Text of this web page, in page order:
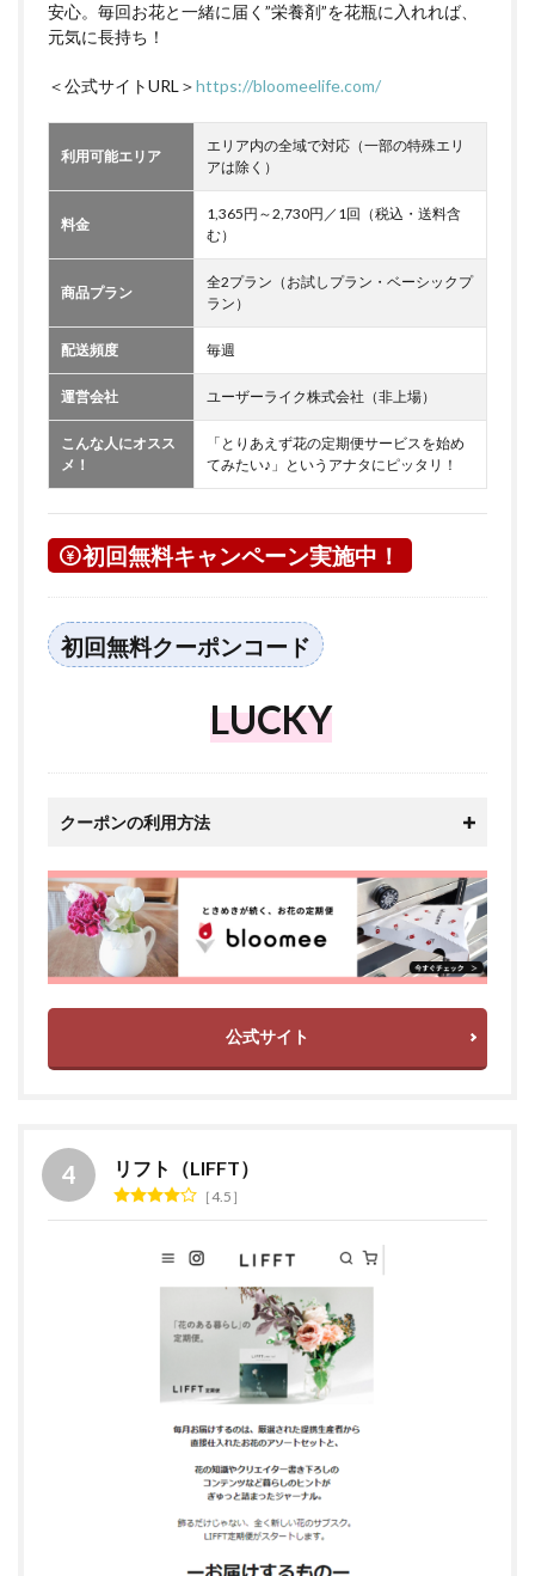
安心。毎回お花と一緒に届く”栄養剤”を花瓶に入れれば、
元気に長持ち！
＜公式サイトURL＞https://bloomeelife.com/
利用可能エリア
エリア内の全域で対応（一部の特殊エリ
アは除く）
料金
1,365円～2,730円／1回（税込・送料含
む）
商品プラン
全2プラン（お試しプラン・ベーシックプ
ラン）
配送頻度 毎週
運営会社 ユーザーライク株式会社（非上場）
こんな人にオスス
メ！
「とりあえず花の定期便サービスを始め
てみたい♪」というアナタにピッタリ！
初回無料キャンペーン実施中！
初回無料クーポンコード
LUCKY
クーポンの利用方法
公式サイト
リフト（LIFFT）
4.5